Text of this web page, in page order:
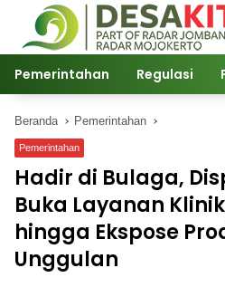
Langsung
konten
Pemerintahan Regulasi
Beranda Pemerintahan
Pemerintahan
Hadir di Bulaga,
Buka Layanan
hingga Ekspose
Unggulan